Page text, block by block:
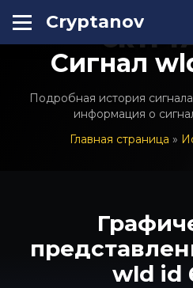
Cryptanov
Сигнал
Подробная история
информация о
Главная страница »
wld id